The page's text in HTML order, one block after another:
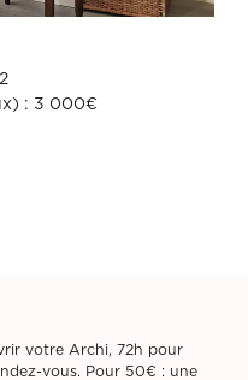
: 3 000€
votre Archi, 72h pour
vous. Pour 50€ : une